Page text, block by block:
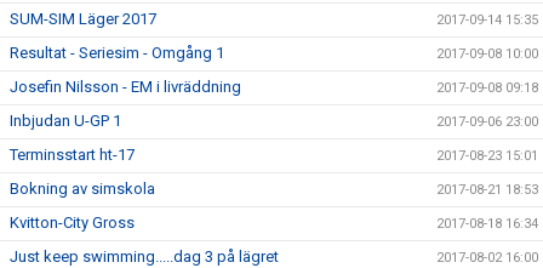
SUM-SIM Läger 2017 2017-09-14 15:35
Resultat - Seriesim - Omgång 1 2017-09-08 10:00
Josefin Nilsson - EM i livräddning 2017-09-08 09:18
Inbjudan U-GP 1 2017-09-06 23:00
Terminsstart ht-17 2017-08-23 15:01
Bokning av simskola 2017-08-21 18:53
Kvitton-City Gross 2017-08-18 16:34
Just keep swimming.....dag 3 på lägret 2017-08-02 16:00